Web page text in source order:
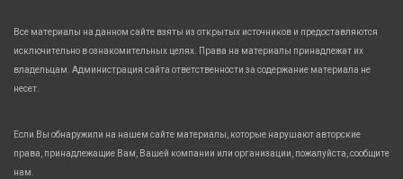
Все материалы на данном сайте взяты из открытых источников и предоставляются
исключительно в ознакомительных целях. Права на материалы принадлежат их
владельцам. Администрация сайта ответственности за содержание материала не
несет.
Если Вы обнаружили на нашем сайте материалы, которые нарушают авторские
права, принадлежащие Вам, Вашей компании или организации, пожалуйста, сообщите
нам.